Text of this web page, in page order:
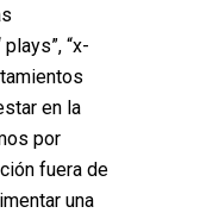
“x-
en la
por
fuera de
una